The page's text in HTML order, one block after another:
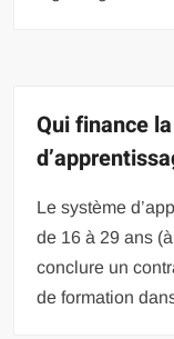
Qui finance
Le système
de 16 à 29 ans
conclure un
de formation